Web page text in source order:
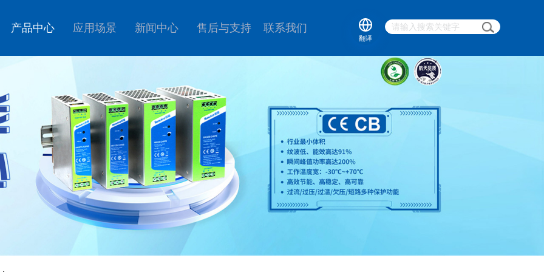
产品中心 应用场景 新闻中心 售后与支持 联系我们
翻译